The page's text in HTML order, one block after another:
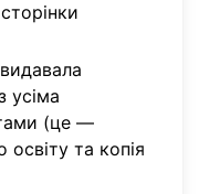
усіма
(це —
освіту та копія